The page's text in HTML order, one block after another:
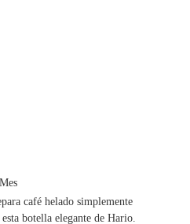
café helado simplemente
botella elegante de Hario.